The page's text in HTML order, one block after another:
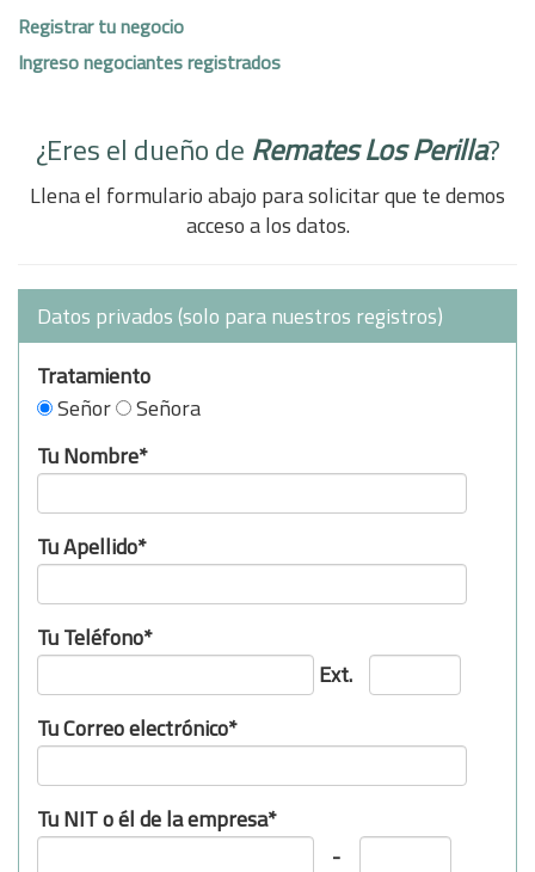
Registrar tu negocio
Ingreso negociantes registrados
¿Eres el dueño de Remates Los Perilla?
Llena el formulario abajo para solicitar que te demos
acceso a los datos.
Datos privados (solo para nuestros registros)
Tratamiento
Señor
Señora
Tu Nombre*
Tu Apellido*
Tu Teléfono*
Ext.
Tu Correo electrónico*
Tu NIT o él de la empresa*
-